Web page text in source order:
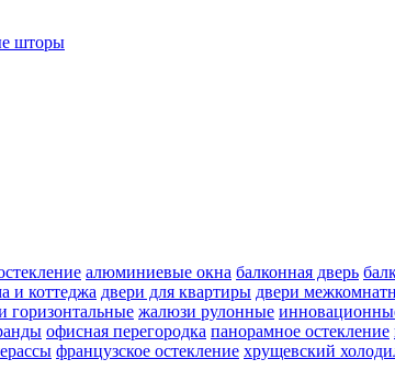
шторы
алюминиевые окна балконная дверь
и коттеджа двери для квартиры двери
горизонтальные жалюзи рулонные
офисная перегородка панорамное остекление
французское остекление хрущевский